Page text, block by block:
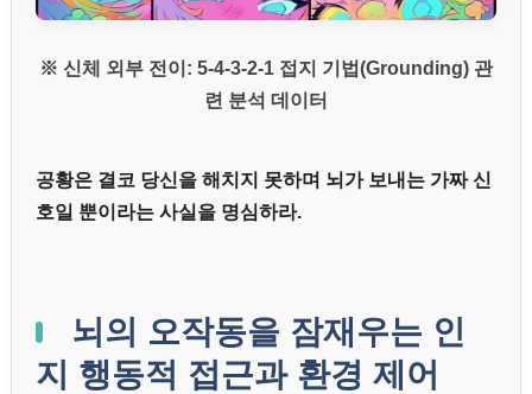
※ 신체 외부 전이: 5-4-3-2-1 접지 기법(Grounding) 관
련 분석 데이터
공황은 결코 당신을 해치지 못하며 뇌가 보내는 가짜 신
호일 뿐이라는 사실을 명심하라.
뇌의 오작동을 잠재우는 인
지 행동적 접근과 환경 제어